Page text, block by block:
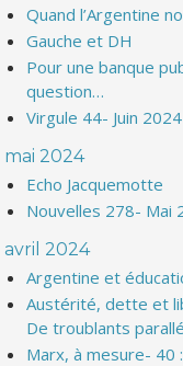
Quand l’Argentine
Gauche et DH
Pour une banque
question…
Virgule 44- Juin 2024
mai 2024
Echo Jacquemotte
Nouvelles 278- Mai
avril 2024
Argentine et
Austérité, dette et
De troublants
Marx, à mesure- 40